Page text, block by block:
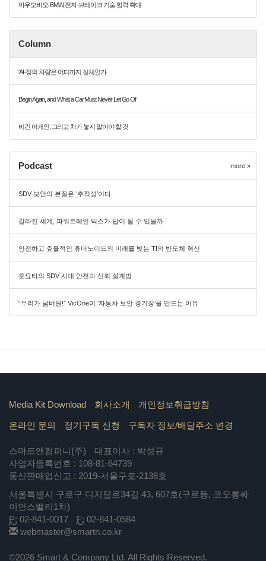
아우모비오-BMW, 전자·브레이크 기술 협력 확대
Column
'AI-정의 차량'은 어디까지 실체인가
Begin Again, and What a Car Must Never Let Go Of
비긴 어게인, 그리고 차가 놓지 말아야 할 것
Podcast more »
SDV 보안의 본질은 ‘추적성’이다
갈라진 세계, 파워트레인 믹스가 답이 될 수 있을까
안전하고 효율적인 휴머노이드의 미래를 빚는 TI의 반도체 혁신
토요타의 SDV 시대 안전과 신뢰 설계법
“우리가 넘버원!” VicOne이 ‘자동차 보안 경기장’을 만드는 이유
Media Kit Download 회사소개 개인정보취급방침
온라인 문의 정기구독 신청 구독자 정보/배달주소 변경
스마트앤컴퍼니(주)
대표이사 : 박성규
사업자등록번호 : 108-81-64739
통신판매업신고 : 2019-서울구로-2138호
서울특별시 구로구 디지털로34길 43, 607호(구로동, 코오롱싸
이언스밸리1차)
P: 02-841-0017 F: 02-841-0584
webmaster@smartn.co.kr
©2026 Smart & Company Ltd. All Rights Reserved.